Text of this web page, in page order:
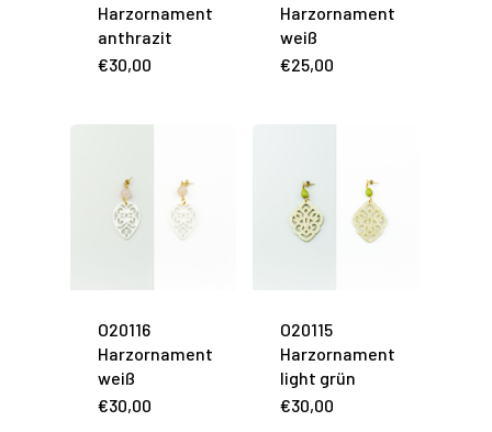
Harzornament
anthrazit
€30,00
Harzornament
weiß
€25,00
O20116
Harzornament
weiß
€30,00
O20115
Harzornament
light grün
€30,00